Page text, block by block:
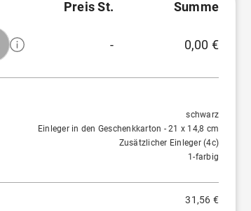
Preis St. Summe
- 0,00 €
schwarz
Einleger in den Geschenkkarton - 21 x 14,8 cm
Zusätzlicher Einleger (4c)
1-farbig
31,56 €